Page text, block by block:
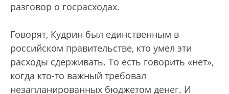
разговор о госрасходах.
Говорят, Кудрин был единственным в
российском правительстве, кто умел эти
расходы сдерживать. То есть говорить «нет»,
когда кто-то важный требовал
незапланированных бюджетом денег. И